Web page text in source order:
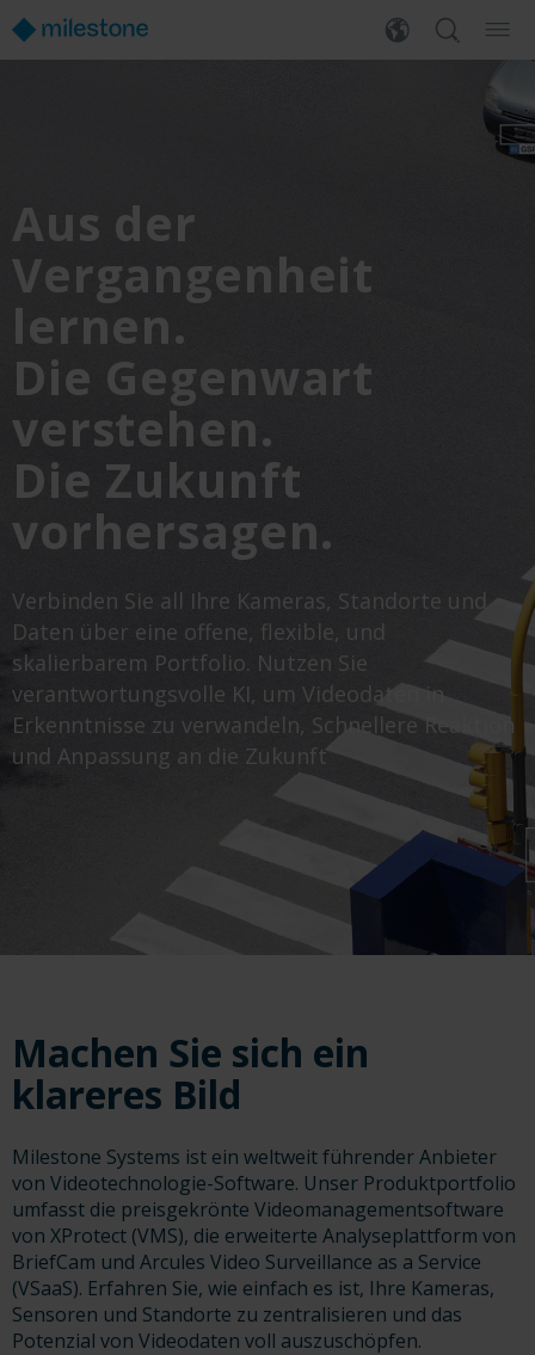
Aus der
Vergangenheit
lernen.
Die Gegenwart
verstehen.
Die Zukunft
vorhersagen.
Verbinden Sie all Ihre Kameras, Standorte und
Daten über eine offene, flexible, und
skalierbarem Portfolio. Nutzen Sie
verantwortungsvolle KI, um Videodaten in
Erkenntnisse zu verwandeln, Schnellere Reaktion
und Anpassung an die Zukunft
Machen Sie sich ein
klareres Bild
Milestone Systems ist ein weltweit führender Anbieter
von Videotechnologie-Software. Unser Produktportfolio
umfasst die preisgekrönte Videomanagementsoftware
von XProtect (VMS), die erweiterte Analyseplattform von
BriefCam und Arcules Video Surveillance as a Service
(VSaaS). Erfahren Sie, wie einfach es ist, Ihre Kameras,
Sensoren und Standorte zu zentralisieren und das
Potenzial von Videodaten voll auszuschöpfen.